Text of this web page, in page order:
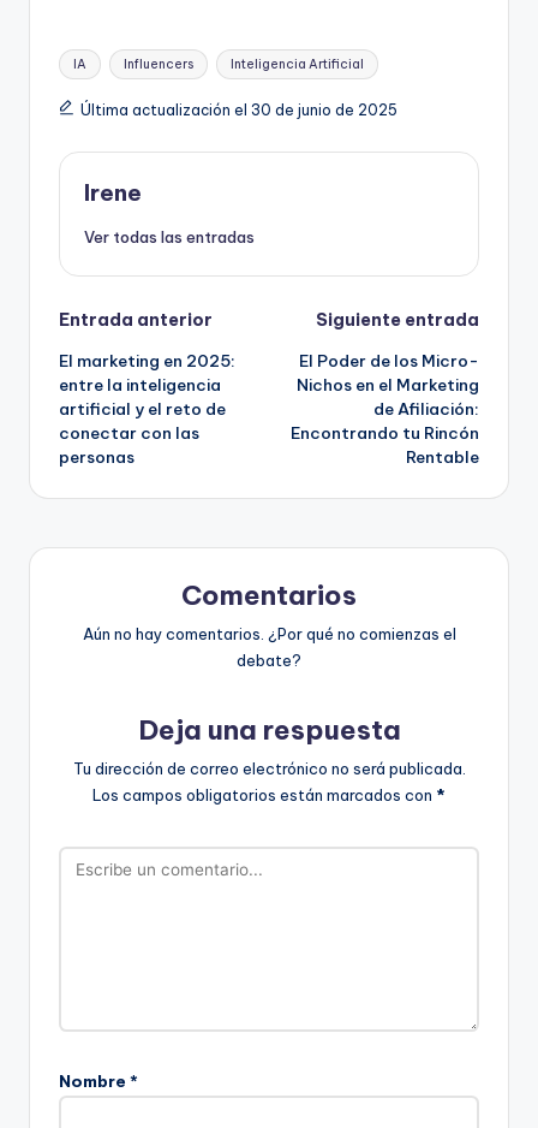
Etiquetas:
IA Influencers Inteligencia Artificial
Última actualización el 30 de junio de 2025
Irene
Ver todas las entradas
Navegación
de
entradas
Entrada anterior
El marketing en 2025:
entre la inteligencia
artificial y el reto de
conectar con las
personas
Siguiente entrada
El Poder de los Micro-
Nichos en el Marketing
de Afiliación:
Encontrando tu Rincón
Rentable
Comentarios
Aún no hay comentarios. ¿Por qué no comienzas el
debate?
Deja una respuesta
Tu dirección de correo electrónico no será publicada.
Los campos obligatorios están marcados con *
Nombre *